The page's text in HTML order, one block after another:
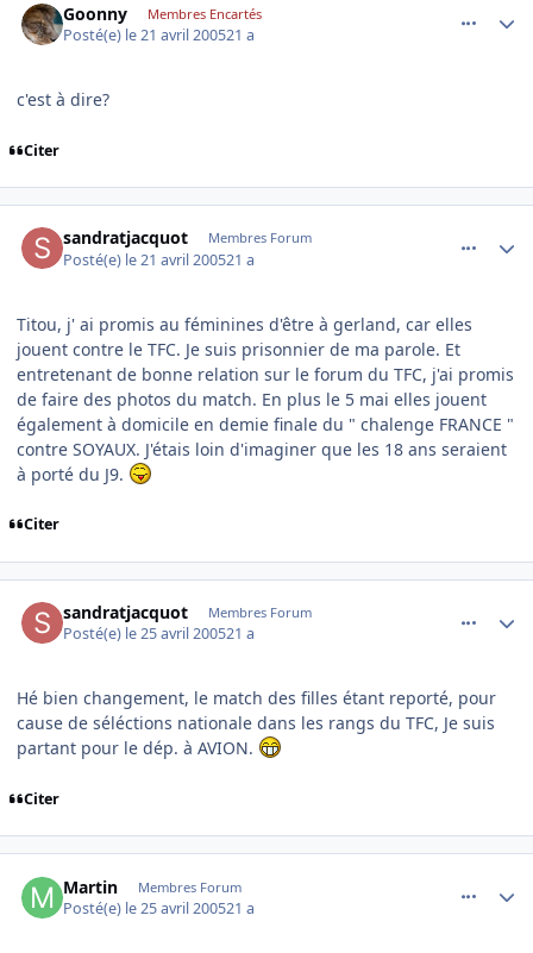
Goonny Membres Encartés
Posté(e) le 21 avril 200521 a
c'est à dire?
Citer
sandratjacquot Membres Forum
Posté(e) le 21 avril 200521 a
Titou, j' ai promis au féminines d'être à gerland, car elles
jouent contre le TFC. Je suis prisonnier de ma parole. Et
entretenant de bonne relation sur le forum du TFC, j'ai promis
de faire des photos du match. En plus le 5 mai elles jouent
également à domicile en demie finale du " chalenge FRANCE "
contre SOYAUX. J'étais loin d'imaginer que les 18 ans seraient
à porté du J9.
Citer
sandratjacquot Membres Forum
Posté(e) le 25 avril 200521 a
Hé bien changement, le match des filles étant reporté, pour
cause de séléctions nationale dans les rangs du TFC, Je suis
partant pour le dép. à AVION.
Citer
Martin Membres Forum
Posté(e) le 25 avril 200521 a